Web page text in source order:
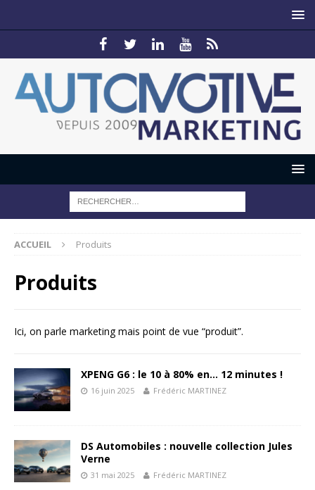
ACCUEIL Produits
Produits
Ici, on parle marketing mais point de vue “produit”.
XPENG G6 : le 10 à 80% en… 12 minutes !
16 juin 2025 Frédéric MARTINEZ
DS Automobiles : nouvelle collection Jules
Verne
31 mai 2025 Frédéric MARTINEZ